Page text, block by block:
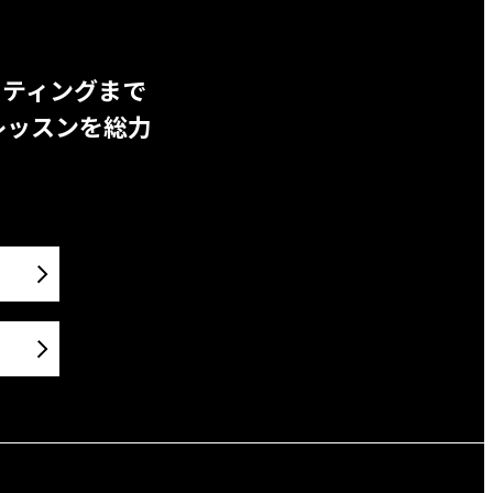
ィングまで
スンを総力